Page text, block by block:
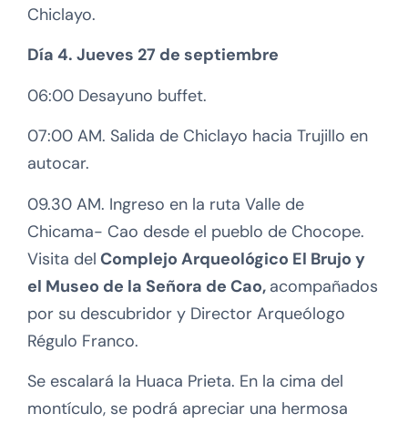
Chiclayo.
Día 4. Jueves 27 de septiembre
06:00 Desayuno buffet.
07:00 AM. Salida de Chiclayo hacia Trujillo en
autocar.
09.30 AM. Ingreso en la ruta Valle de
Chicama- Cao desde el pueblo de Chocope.
Visita del Complejo Arqueológico El Brujo y
el Museo de la Señora de Cao, acompañados
por su descubridor y Director Arqueólogo
Régulo Franco.
Se escalará la Huaca Prieta. En la cima del
montículo, se podrá apreciar una hermosa